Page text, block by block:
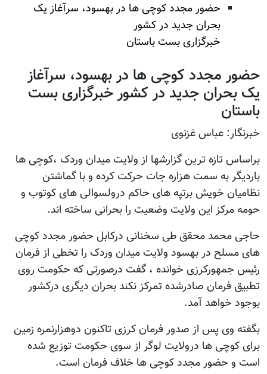
حضور مجدد کوچی ها در بهسود، سرآغاز یک
بحران جدید در کشور
خبرگزاری بست باستان
حضور مجدد کوچی ها در بهسود، سرآغاز
یک بحران جدید در کشور خبرگزاری بست
باستان
خبرنگار: عباس غزنوی
براساس تازه ترین گزارشها از ولایت میدان وردک ،کوچی ها
باردیگر به سمت هزاره جات حرکت کرده و با گماشتن
نظامیان خویش برتپه های حاکم درولسوالی های کوتوب و
حومه مرکز این ولایت وضعیت را بحرانی ساخته اند.
حاجی محمد محقق طی سخنانی درکابل حضور مجدد کوچی
های مسلح در بهسود ولایت میدان وردک را تخطی از فرمان
رئیس جمهورکرزی خوانده ، گفت درصورتی که حکومت روی
تطبیق فرمان صادرشده تمرکز نکند بحران دیگری درکشور
بوجود خواهد آمد.
بگفته وی پس از صدور فرمان کرزی تاکنون دوهزارنمره زمین
برای کوچی ها درولایت لوگر از سوی حکومت توزیع شده
است و حضور مجدد کوچی ها خلاف فرمان است.